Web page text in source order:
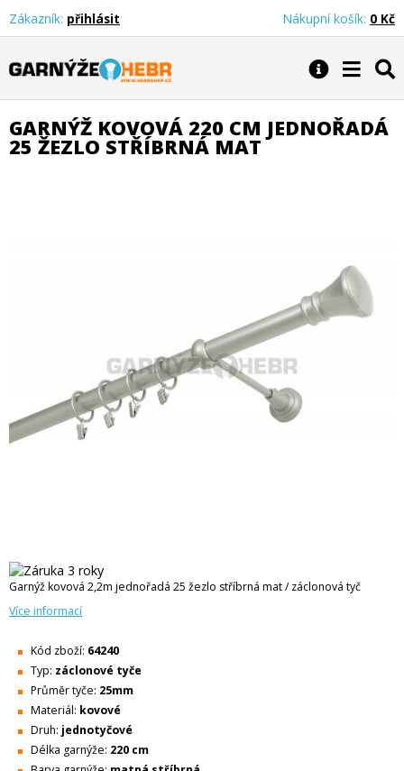
Garnýže Hebr
Zákazník: přihlásit Nákupní košík: 0 Kč
GARNÝŽ KOVOVÁ 220 CM JEDNOŘADÁ
25 ŽEZLO STŘÍBRNÁ MAT
Garnýž kovová 2,2m jednořadá 25 žezlo stříbrná mat / záclonová tyč
Více informací
Kód zboží: 64240
Typ: záclonové tyče
Průměr tyče: 25mm
Materiál: kovové
Druh: jednotyčové
Délka garnýže: 220 cm